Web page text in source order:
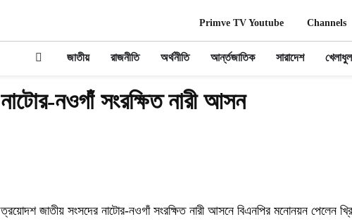
Primve TV Youtube Channels
জাতীয় রাজনীতি অর্থনীতি আর্ন্তজাতিক সারাদেশ
নাটোর-নওগাঁ সংরক্ষিত নারী আসন
ত্রয়োদশ জাতীয় সংসদের নাটোর-নওগাঁ সংরক্ষিত নারী আসনে বিএনপির মনোনয়ন পেলেন